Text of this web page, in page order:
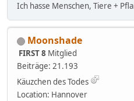
Ich hasse Menschen, Tiere +
Moonshade
FIRST 8 Mitglied
Beiträge: 21.193
Käuzchen des Todes
Location: Hannover